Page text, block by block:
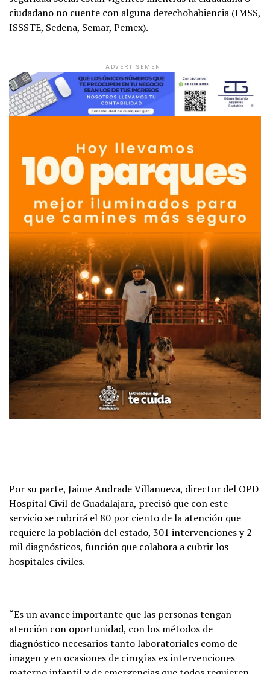
ciudadano no cuente con alguna derechohabiencia (IMSS,
ISSSTE, Sedena, Semar, Pemex).
ADVERTISEMENT
Por su parte, Jaime Andrade Villanueva, director del OPD
Hospital Civil de Guadalajara, precisó que con este
servicio se cubrirá el 80 por ciento de la atención que
requiere la población del estado, 301 intervenciones y 2
mil diagnósticos, función que colabora a cubrir los
hospitales civiles.
“Es un avance importante que las personas tengan
atención con oportunidad, con los métodos de
diagnóstico necesarios tanto laboratoriales como de
imagen y en ocasiones de cirugías es intervenciones